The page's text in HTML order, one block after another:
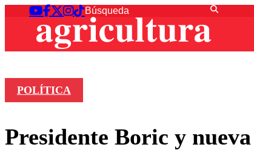
POLÍTICA
Presidente Boric y